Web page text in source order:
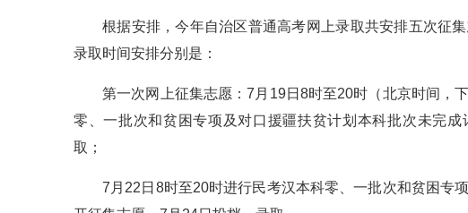
根据安排，今年自治区普通高考网上录取共安排五次征
录取时间安排分别是：
第一次网上征集志愿：7月19日8时至20时（北京时间，
零、一批次和贫困专项及对口援疆扶贫计划本科批次未完
取；
7月22日8时至20时进行民考汉本科零、一批次和贫困专